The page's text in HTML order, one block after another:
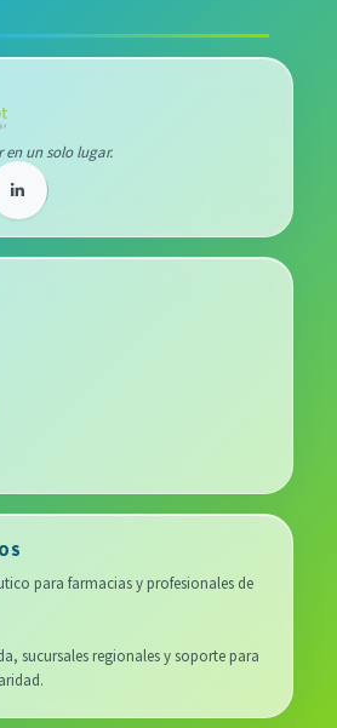
en un solo lugar.
para farmacias y profesionales de
sucursales regionales y soporte para